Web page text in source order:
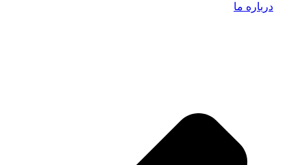
درباره ما